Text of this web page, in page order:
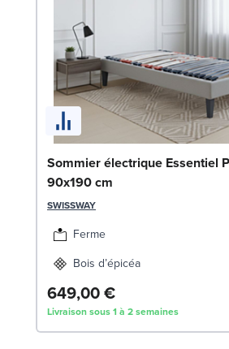
Sommier électrique Essentiel
90x190 cm
SWISSWAY
Ferme
Bois d’épicéa
649,00 €
Livraison sous 1 à 2 semaines